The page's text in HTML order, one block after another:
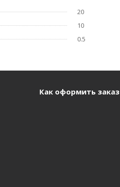
20
10
0.5
Как оформить заказ